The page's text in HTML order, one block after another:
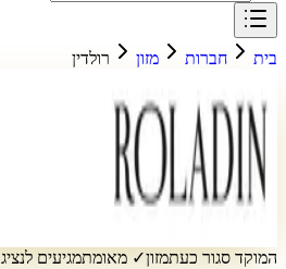
בית חברות מזון רולדין
המוקד סגור כעתמזון✓ מאומתמגיעים לנציג